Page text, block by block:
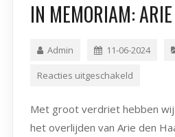
IN MEMORIAM:
Admin 11-06-2024
Reacties uitgeschakeld
Met groot verdriet hebben wij
het overlijden van Arie den